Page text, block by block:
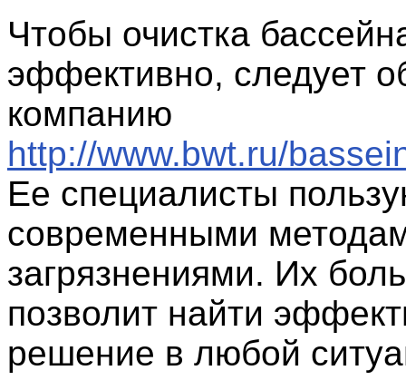
Чтобы очистка
эффективно, следует
компанию
http://www.bwt.ru/
Ее специалисты
современными
загрязнениями. Их
позволит найти
решение в любой